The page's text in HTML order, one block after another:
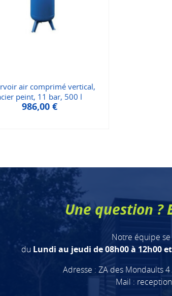
air comprimé vertical,
peint, 11 bar, 500 l
986,00 €
Une question ?
Notre équipe
du Lundi au jeudi de 08h00 à 12h00
Adresse : ZA des Mondaults
Mail :